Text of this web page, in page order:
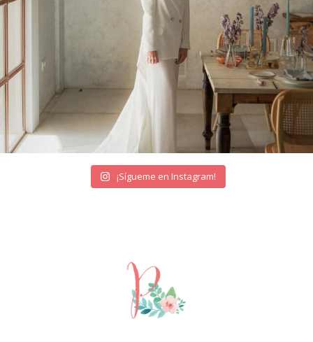
¡Sígueme en Instagram!